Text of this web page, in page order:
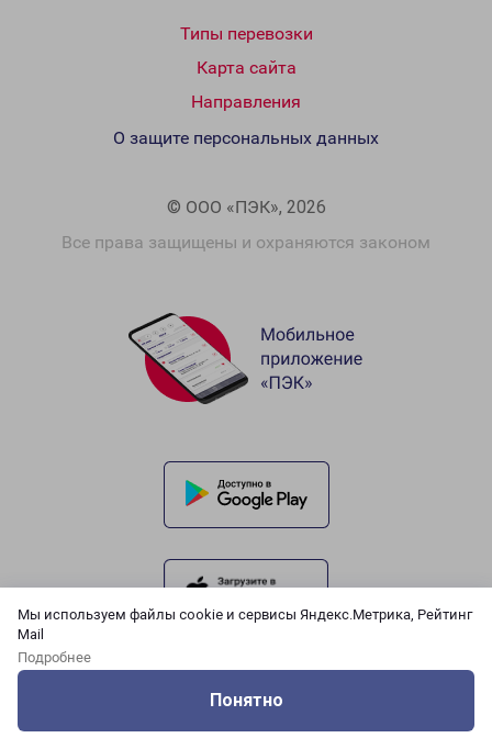
Мы используем файлы cookie и сервисы Яндекс.Метрика, Рейтинг
Mail
Подробнее
Понятно
Типы перевозки
Карта сайта
Направления
© ООО «ПЭК», 2026
Все права защищены и охраняются законом
О защите персональных данных